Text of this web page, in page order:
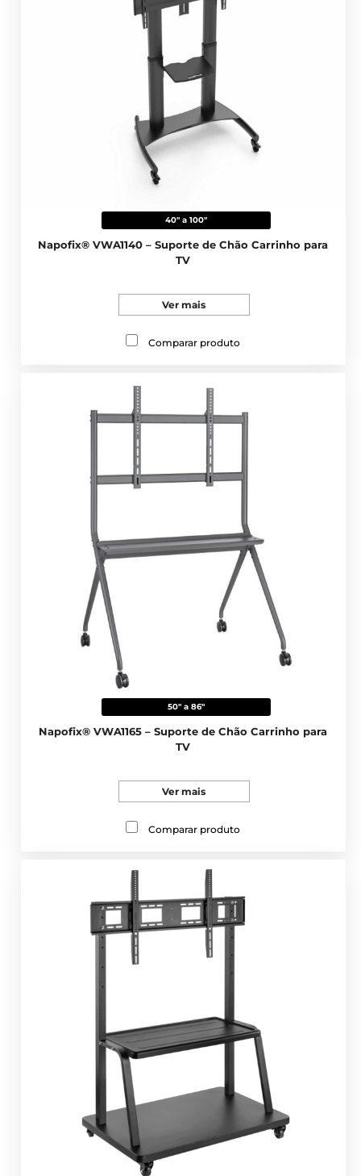
40" a 100"
Napofix® VWA1140 – Suporte de Chão Carrinho para
TV
Ver mais
Comparar produto
50" a 86"
Napofix® VWA1165 – Suporte de Chão Carrinho para
TV
Ver mais
Comparar produto